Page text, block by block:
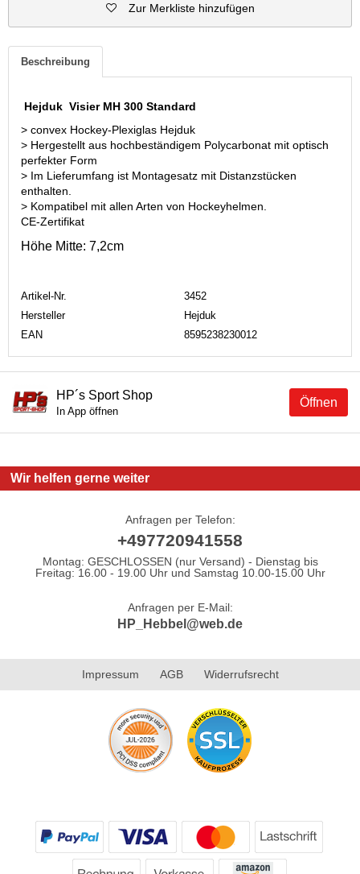
Zur Merkliste hinzufügen
Beschreibung
Hejduk Visier MH 300 Standard
> convex Hockey-Plexiglas Hejduk
> Hergestellt aus hochbeständigem Polycarbonat mit optisch
perfekter Form
> Im Lieferumfang ist Montagesatz mit Distanzstücken
enthalten.
> Kompatibel mit allen Arten von Hockeyhelmen.
CE-Zertifikat
Höhe Mitte: 7,2cm
Artikel-Nr.
3452
Hersteller
Hejduk
EAN
8595238230012
Öffnen
HP´s Sport Shop
In App öffnen
Wir helfen gerne weiter
Anfragen per Telefon:
+497720941558
Montag: GESCHLOSSEN (nur Versand) - Dienstag bis
Freitag: 16.00 - 19.00 Uhr und Samstag 10.00-15.00 Uhr
Anfragen per E-Mail:
HP_Hebbel@web.de
Impressum AGB Widerrufsrecht